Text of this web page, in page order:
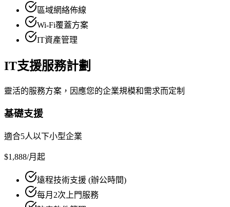
區域網絡佈線
Wi-Fi覆蓋方案
IT資產管理
IT支援服務計劃
靈活的服務方案，因應您的企業規模和需求而定制
基礎支援
適合5人以下小型企業
$1,888/月起
遠程技術支援 (辦公時間)
每月2次上門服務